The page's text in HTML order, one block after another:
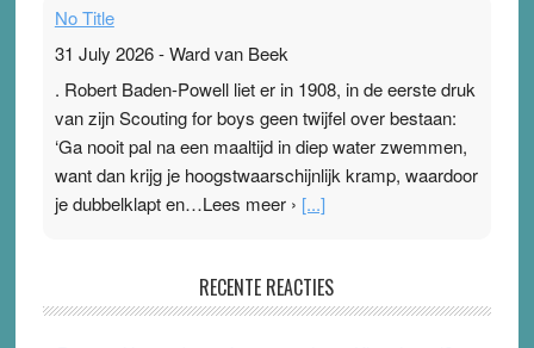
No Title
31 July 2026-Ward van Beek
. Robert Baden-Powell liet er in 1908, in de eerste druk
van zijn Scouting for boys geen twijfel over bestaan:
‘Ga nooit pal na een maaltijd in diep water zwemmen,
want dan krijg je hoogstwaarschijnlijk kramp, waardoor
je dubbelklapt en…Lees meer › [...]
Ward van Beek
RECENTE REACTIES